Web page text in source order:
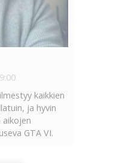
kaikkien
ja hyvin
aikojen
GTA VI.